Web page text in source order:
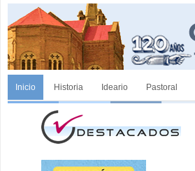
Inicio Historia Ideario Pastoral